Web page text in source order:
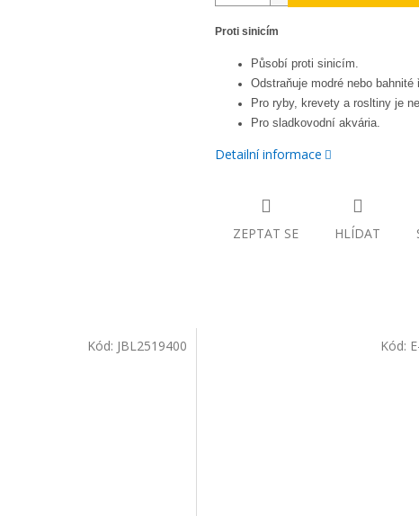
Proti sinicím
Působí proti sinicím.
Odstraňuje modré nebo
Pro ryby, krevety a rosltiny je
Pro sladkovodní akvária.
Detailní informace
ZEPTAT SE HLÍDAT
Kód: JBL2519400 Kód: